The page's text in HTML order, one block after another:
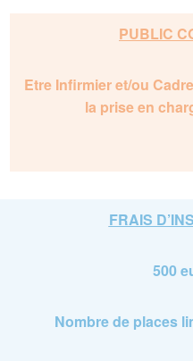
PUBLIC
Etre Infirmier et/ou
la prise en
FRAIS
500
Nombre de places